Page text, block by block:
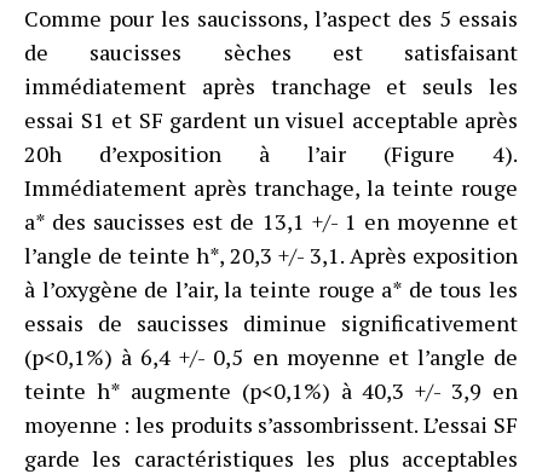
Comme pour les saucissons, l’aspect des 5 essais
de saucisses sèches est satisfaisant
immédiatement après tranchage et seuls les
essai S1 et SF gardent un visuel acceptable après
20h d’exposition à l’air (Figure 4).
Immédiatement après tranchage, la teinte rouge
a* des saucisses est de 13,1 +/- 1 en moyenne et
l’angle de teinte h*, 20,3 +/- 3,1. Après exposition
à l’oxygène de l’air, la teinte rouge a* de tous les
essais de saucisses diminue significativement
(p<0,1%) à 6,4 +/- 0,5 en moyenne et l’angle de
teinte h* augmente (p<0,1%) à 40,3 +/- 3,9 en
moyenne : les produits s’assombrissent. L’essai SF
garde les caractéristiques les plus acceptables